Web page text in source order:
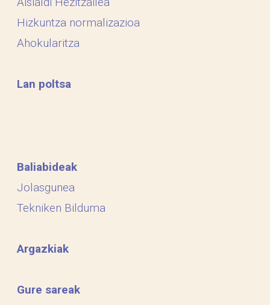
Hizkuntza normalizazioa
Ahokularitza
Lan poltsa
Baliabideak
Jolasgunea
Tekniken Bilduma
Argazkiak
Gure sareak